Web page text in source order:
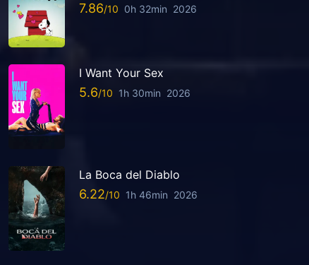
7.86 0h 32min 2026
I Want Your Sex
5.6 1h 30min 2026
La Boca del Diablo
6.22 1h 46min 2026